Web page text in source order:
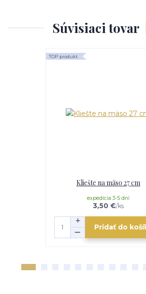
Súvisiaci tovar
TOP produkt
Kliešte na mäso 27 cm
3,50 €/ks
expedícia 3-5 dní
Pridať do